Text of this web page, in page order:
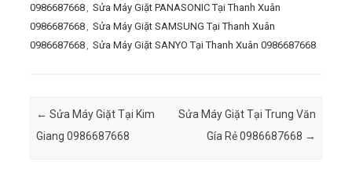
0986687668
Sửa Máy Giặt PANASONIC Tại Thanh Xuân
0986687668
Sửa Máy Giặt SAMSUNG Tại Thanh Xuân
0986687668
Sửa Máy Giặt SANYO Tại Thanh Xuân 0986687668
Post navigation
← Sửa Máy Giặt Tại Kim
Giang 0986687668
Sửa Máy Giặt Tại Trung Văn
Gía Rẻ 0986687668 →